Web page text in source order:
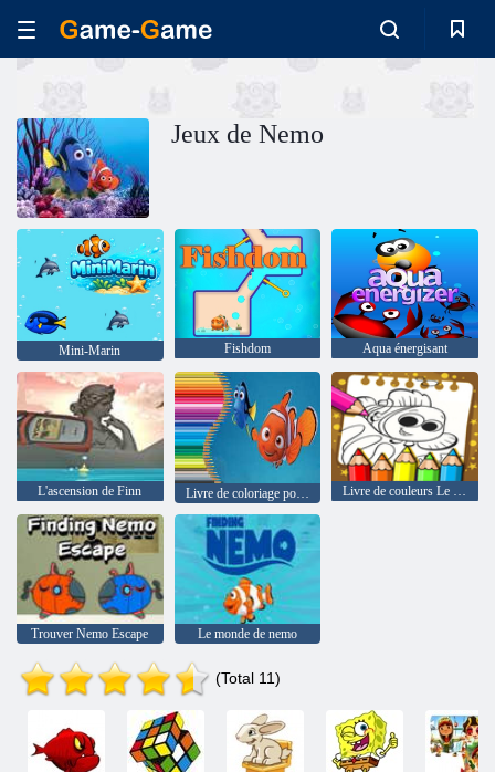
Jeux de Nemo
Mini-Marin Fishdom Aqua énergisant
L'ascension de Finn Livre de coloriage pour trouver Nemo Livre de couleurs Le Monde de Nemo
Trouver Nemo Escape Le monde de nemo
(Total 11)